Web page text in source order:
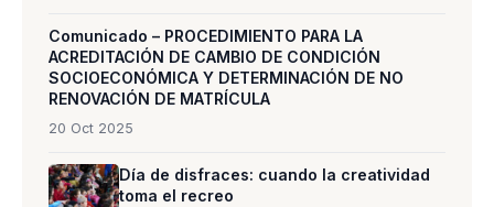
Comunicado – PROCEDIMIENTO PARA LA
ACREDITACIÓN DE CAMBIO DE CONDICIÓN
SOCIOECONÓMICA Y DETERMINACIÓN DE NO
RENOVACIÓN DE MATRÍCULA
20 Oct 2025
Día de disfraces: cuando la creatividad
toma el recreo